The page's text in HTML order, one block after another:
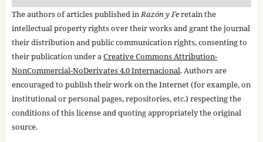
The authors of articles published inRazón y Feretain the
intellectual property rights over their works and grant the journal
their distribution and public communication rights, consenting to
their publication under aCreative Commons Attribution-
NonCommercial-NoDerivates 4.0 Internacional. Authors are
encouraged to publish their work on the Internet (for example, on
institutional or personal pages, repositories, etc.) respecting the
conditions of this license and quoting appropriately the original
source.